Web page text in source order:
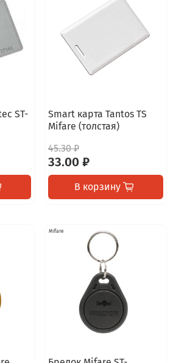
ST-
Smart карта Tantos TS
Mifare (толстая)
45.30 ₽
33.00 ₽
В корзину
Mifare